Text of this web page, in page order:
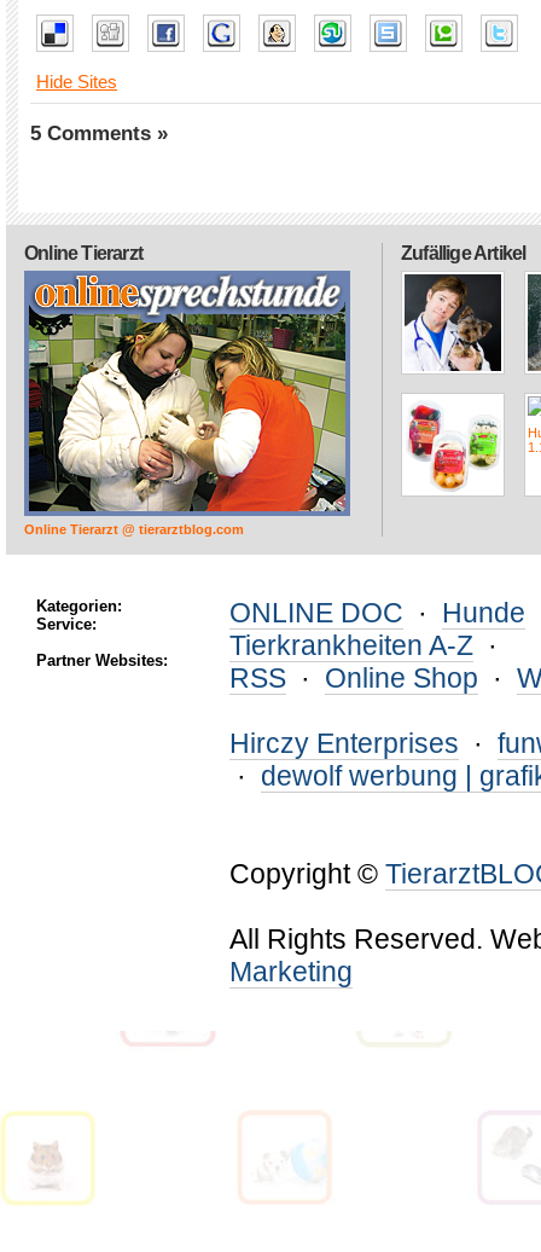
Hide Sites
5 Comments »
Zufällige Artikel
Online Tierarzt
Online Tierarzt @ tierarztblog.com
Kategorien:
Service:
Partner Websites:
ONLINE DOC · Hunde
Tierkrankheiten A-Z ·
RSS · Online Shop ·
Hirczy Enterprises ·
· dewolf werbung |
Copyright ©
All Rights Reserved.
Marketing